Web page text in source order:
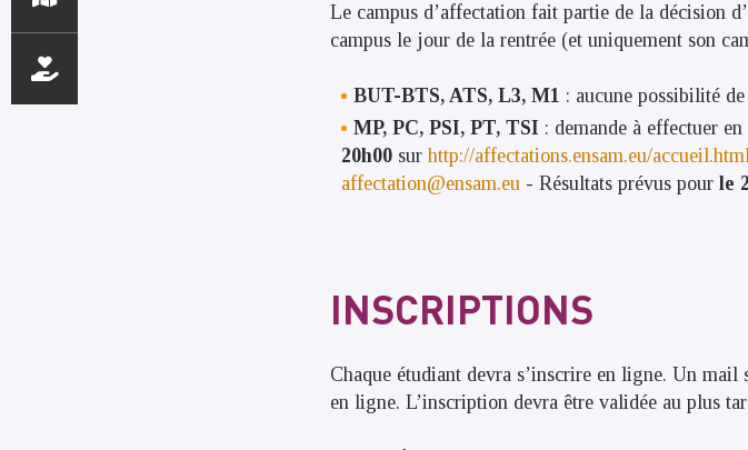
Le campus d’affectation fait partie de la décision
campus le jour de la rentrée (et uniquement son
BUT-BTS, ATS, L3, M1 : aucune possibilité
MP, PC, PSI, PT, TSI : demande à effectuer
20h00 surhttp://affectations.ensam.eu/accueil.html
affectation@ensam.eu - Résultats prévus pour le
INSCRIPTIONS
Chaque étudiant devra s’inscrire en ligne. Un
en ligne. L’inscription devra être validée au plus